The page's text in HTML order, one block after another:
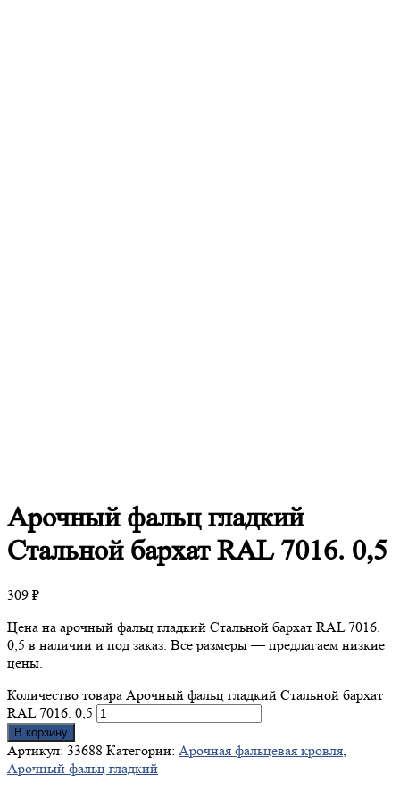
Арочныйфальц гладкий
Стальной бархат RAL 7016. 0,5
309 ₽
Цена на арочный фальц гладкий Стальной бархат RAL 7016.
0,5 в наличии и под заказ. Все размеры — предлагаем низкие
цены.
Количество товара Арочный фальц гладкий Стальной бархат
RAL 7016. 0,5
В корзину
Артикул: 33688 Категории: Арочная фальцевая кровля,
Арочный фальц гладкий